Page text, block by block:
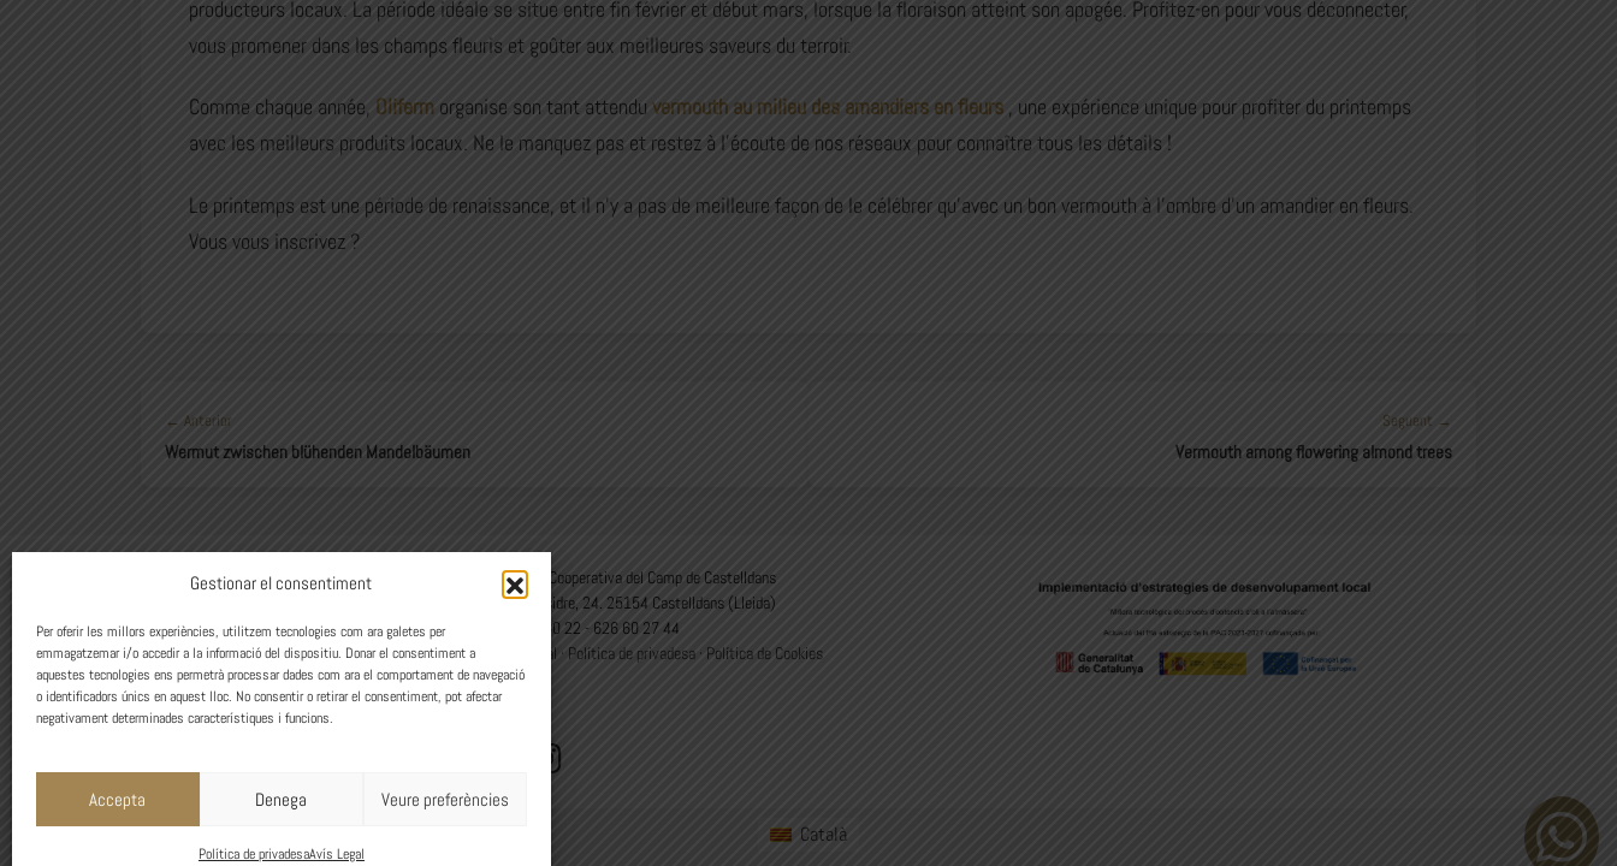
Gestionar el consentiment
Per oferir les millors experiències, utilitzem tecnologies com ara galetes per
emmagatzemar i/o accedir a la informació del dispositiu. Donar el consentiment a
aquestes tecnologies ens permetrà processar dades com ara el comportament de navegació
o identificadors únics en aquest lloc. No consentir o retirar el consentiment, pot afectar
negativament determinades característiques i funcions.
Accepta Denega Veure preferències
Política de privadesaAvís Legal
producteurs locaux. La période idéale se situe entre fin février et début mars, lorsque la floraison atteint son apogée. Profitez-en pour vous déconnecter,
vous promener dans les champs fleuris et goûter aux meilleures saveurs du terroir.
Comme chaque année, Oliferm organise son tant attendu vermouth au milieu des amandiers en fleurs , une expérience unique pour profiter du printemps
avec les meilleurs produits locaux. Ne le manquez pas et restez à l’écoute de nos réseaux pour connaître tous les détails !
Le printemps est une période de renaissance, et il n’y a pas de meilleure façon de le célébrer qu’avec un bon vermouth à l’ombre d’un amandier en fleurs.
Vous vous inscrivez ?
← Anterior
Wermut zwischen blühenden Mandelbäumen
Seguent →
Vermouth among flowering almond trees
© 2026 Cooperativa del Camp de Castelldans
C/Sant Isidre, 24. 25154 Castelldans (Lleida)
973 12 00 22 - 626 60 27 44
Avís Legal · Política de privadesa · Política de Cookies
Design
Català